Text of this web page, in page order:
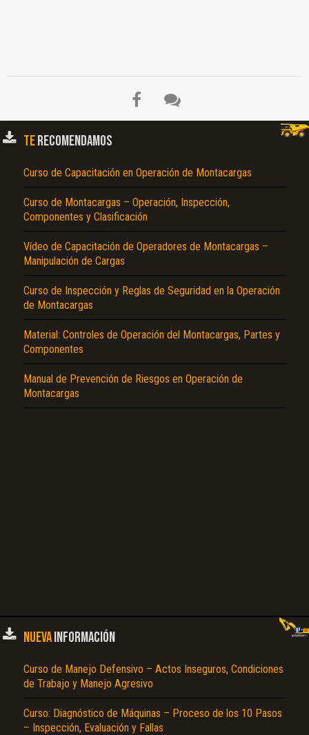
TERECOMENDAMOS
Curso de Capacitación en Operación de Montacargas
Curso de Montacargas – Operación, Inspección,
Componentes y Clasificación
Vídeo de Capacitación de Operadores de Montacargas –
Manipulación de Cargas
Curso de Inspección y Reglas de Seguridad en la Operación
de Montacargas
Material: Controles de Operación del Montacargas, Partes y
Componentes
Manual de Prevención de Riesgos en Operación de
Montacargas
NUEVAINFORMACIÓN
Curso de Manejo Defensivo – Actos Inseguros, Condiciones
de Trabajo y Manejo Agresivo
Curso: Diagnóstico de Máquinas – Proceso de los 10 Pasos
– Inspección, Evaluación y Fallas
El Título es incorrecto según el contenido.
Texto o Imagen de portada son erróneos.
No carga o no se visualiza el contenido.
Reportar otro tipo de error...